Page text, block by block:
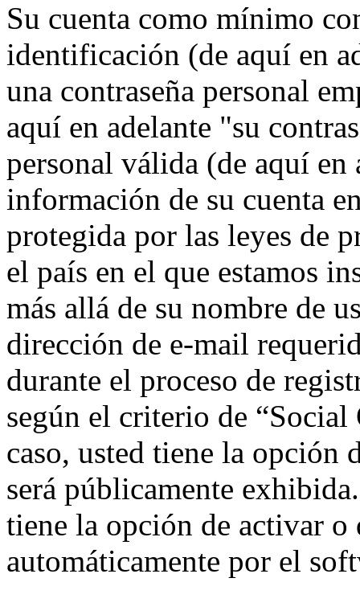
Su cuenta como mínimo
identificación (de aquí en
una contraseña personal
aquí en adelante "su
personal válida (de aquí
información de su cuenta
protegida por las leyes de
el país en el que estamos
más allá de su nombre de
dirección de e-mail
durante el proceso de
según el criterio de
caso, usted tiene la opción
será públicamente
tiene la opción de activar o
automáticamente por el